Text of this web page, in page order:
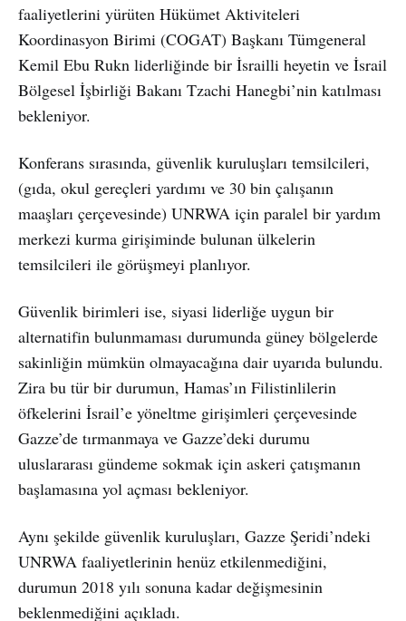
faaliyetlerini yürüten Hükümet Aktiviteleri
Koordinasyon Birimi (COGAT) Başkanı Tümgeneral
Kemil Ebu Rukn liderliğinde bir İsrailli heyetin ve İsrail
Bölgesel İşbirliği Bakanı Tzachi Hanegbi’nin katılması
bekleniyor.
Konferans sırasında, güvenlik kuruluşları temsilcileri,
(gıda, okul gereçleri yardımı ve 30 bin çalışanın
maaşları çerçevesinde) UNRWA için paralel bir yardım
merkezi kurma girişiminde bulunan ülkelerin
temsilcileri ile görüşmeyi planlıyor.
Güvenlik birimleri ise, siyasi liderliğe uygun bir
alternatifin bulunmaması durumunda güney bölgelerde
sakinliğin mümkün olmayacağına dair uyarıda bulundu.
Zira bu tür bir durumun, Hamas’ın Filistinlilerin
öfkelerini İsrail’e yöneltme girişimleri çerçevesinde
Gazze’de tırmanmaya ve Gazze’deki durumu
uluslararası gündeme sokmak için askeri çatışmanın
başlamasına yol açması bekleniyor.
Aynı şekilde güvenlik kuruluşları, Gazze Şeridi’ndeki
UNRWA faaliyetlerinin henüz etkilenmediğini,
durumun 2018 yılı sonuna kadar değişmesinin
beklenmediğini açıkladı.